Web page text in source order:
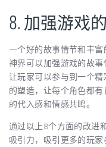
8. 加强游戏
一个好的故事情节和丰
神界可以加强游戏的故事
让玩家可以参与到一个
的塑造，让每个角色都
的代入感和情感共鸣。
通过以上8个方面的改进
吸引力，吸引更多的玩